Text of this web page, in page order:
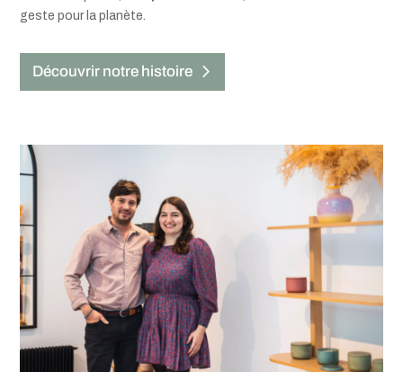
geste pour la planète.
Découvrir notre histoire